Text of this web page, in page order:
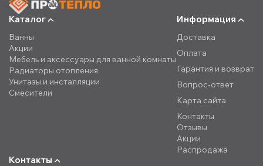
Каталог
Ванны
Акции
Мебель и аксессуары для ванной комнаты
Радиаторы отопления
Унитазы и инсталляции
Смесители
Информация
Доставка
Оплата
Гарантия и возврат
Вопрос-ответ
Карта сайта
Контакты
Отзывы
Акции
Распродажа
Контакты